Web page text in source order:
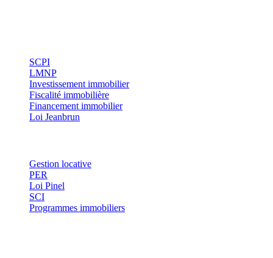
SCPI
LMNP
Investissement immobilier
Fiscalité immobilière
Financement immobilier
Loi Jeanbrun
Gestion locative
PER
Loi Pinel
SCI
Programmes immobiliers